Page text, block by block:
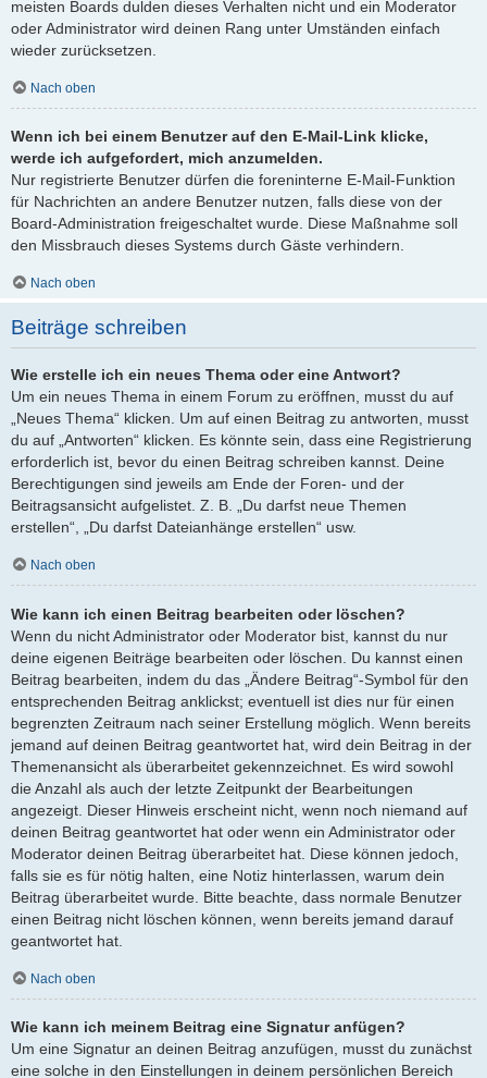
meisten Boards dulden dieses Verhalten nicht und ein Moderator
oder Administrator wird deinen Rang unter Umständen einfach
wieder zurücksetzen.
Nach oben
Wenn ich bei einem Benutzer auf den E-Mail-Link klicke,
werde ich aufgefordert, mich anzumelden.
Nur registrierte Benutzer dürfen die foreninterne E-Mail-Funktion
für Nachrichten an andere Benutzer nutzen, falls diese von der
Board-Administration freigeschaltet wurde. Diese Maßnahme soll
den Missbrauch dieses Systems durch Gäste verhindern.
Nach oben
Beiträge schreiben
Wie erstelle ich ein neues Thema oder eine Antwort?
Um ein neues Thema in einem Forum zu eröffnen, musst du auf
„Neues Thema“ klicken. Um auf einen Beitrag zu antworten, musst
du auf „Antworten“ klicken. Es könnte sein, dass eine Registrierung
erforderlich ist, bevor du einen Beitrag schreiben kannst. Deine
Berechtigungen sind jeweils am Ende der Foren- und der
Beitragsansicht aufgelistet. Z. B. „Du darfst neue Themen
erstellen“, „Du darfst Dateianhänge erstellen“ usw.
Nach oben
Wie kann ich einen Beitrag bearbeiten oder löschen?
Wenn du nicht Administrator oder Moderator bist, kannst du nur
deine eigenen Beiträge bearbeiten oder löschen. Du kannst einen
Beitrag bearbeiten, indem du das „Ändere Beitrag“-Symbol für den
entsprechenden Beitrag anklickst; eventuell ist dies nur für einen
begrenzten Zeitraum nach seiner Erstellung möglich. Wenn bereits
jemand auf deinen Beitrag geantwortet hat, wird dein Beitrag in der
Themenansicht als überarbeitet gekennzeichnet. Es wird sowohl
die Anzahl als auch der letzte Zeitpunkt der Bearbeitungen
angezeigt. Dieser Hinweis erscheint nicht, wenn noch niemand auf
deinen Beitrag geantwortet hat oder wenn ein Administrator oder
Moderator deinen Beitrag überarbeitet hat. Diese können jedoch,
falls sie es für nötig halten, eine Notiz hinterlassen, warum dein
Beitrag überarbeitet wurde. Bitte beachte, dass normale Benutzer
einen Beitrag nicht löschen können, wenn bereits jemand darauf
geantwortet hat.
Nach oben
Wie kann ich meinem Beitrag eine Signatur anfügen?
Um eine Signatur an deinen Beitrag anzufügen, musst du zunächst
eine solche in den Einstellungen in deinem persönlichen Bereich